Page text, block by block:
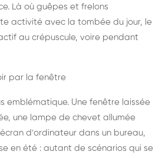
Là où guêpes et frelons
activité avec la tombée du jour, le
au crépuscule, voire pendant
par la fenêtre
emblématique. Une fenêtre laissée
une lampe de chevet allumée
d'ordinateur dans un bureau,
en été : autant de scénarios qui se